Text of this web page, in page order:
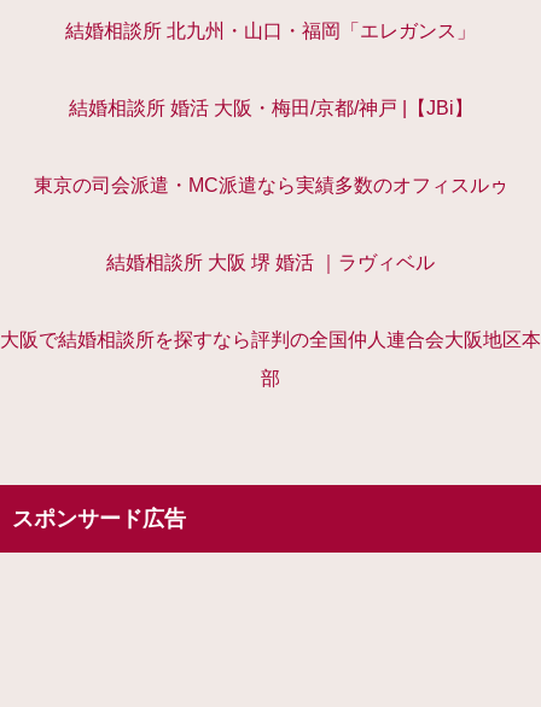
結婚相談所 北九州・山口・福岡「エレガンス」
結婚相談所 婚活 大阪・梅田/京都/神戸 |【JBi】
東京の司会派遣・MC派遣なら実績多数のオフィスルゥ
結婚相談所 大阪 堺 婚活 ｜ラヴィベル
大阪で結婚相談所を探すなら評判の全国仲人連合会大阪地区本
部
スポンサード広告